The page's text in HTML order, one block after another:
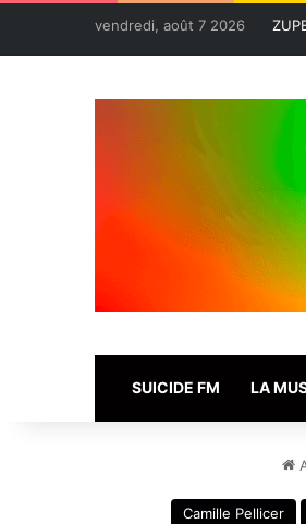
vendredi, août 7 2026
SUICIDE FM LA
Camille Pellicer